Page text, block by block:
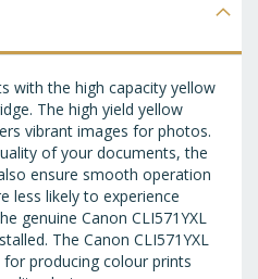
with the high capacity yellow
The high yield yellow
vibrant images for photos.
of your documents, the
ensure smooth operation
less likely to experience
genuine Canon CLI571YXL
The Canon CLI571YXL
producing colour prints